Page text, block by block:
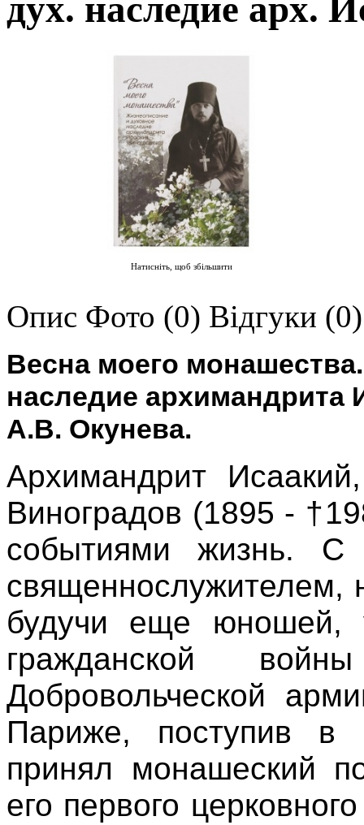
дух. наследие арх.
Натисніть, щоб збільшити
Опис Фото (0) Відгуки (0)
Весна моего
наследие архимандрита
А.В. Окунева.
Архимандрит
Виноградов (1895 -
событиями жизнь. С
священнослужителем,
будучи еще
гражданской
Добровольческой
Париже, поступив в
принял монашеский
его первого